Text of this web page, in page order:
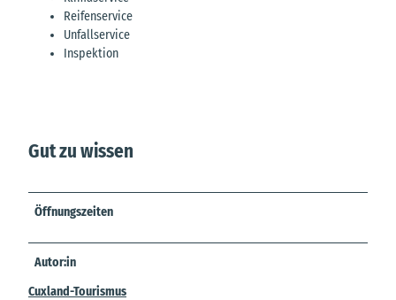
Reifenservice
Unfallservice
Inspektion
Gut zu wissen
Öffnungszeiten
Autor:in
Cuxland-Tourismus